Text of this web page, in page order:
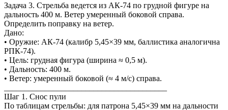
Задача 3. Стрельба ведется из АК-74 по грудной фигуре на
дальность 400 м. Ветер умеренный боковой справа.
Определить поправку на ветер.
Дано:
• Оружие: АК-74 (калибр 5,45×39 мм, баллистика аналогична
РПК-74).
• Цель: грудная фигура (ширина ≈ 0,5 м).
• Дальность: 400 м.
• Ветер: умеренный боковой (≈ 4 м/с) справа.
Шаг 1. Снос пули
По таблицам стрельбы: для патрона 5,45×39 мм на дальности